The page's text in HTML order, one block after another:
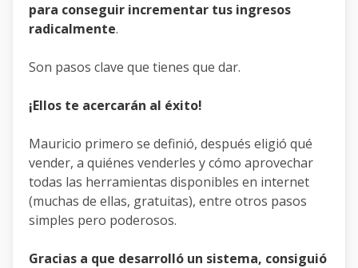
para conseguir incrementar tus ingresos
radicalmente.
Son pasos clave que tienes que dar.
¡Ellos te acercarán al éxito!
Mauricio primero se definió, después eligió qué
vender, a quiénes venderles y cómo aprovechar
todas las herramientas disponibles en internet
(muchas de ellas, gratuitas), entre otros pasos
simples pero poderosos.
Gracias a que desarrolló un sistema, consiguió